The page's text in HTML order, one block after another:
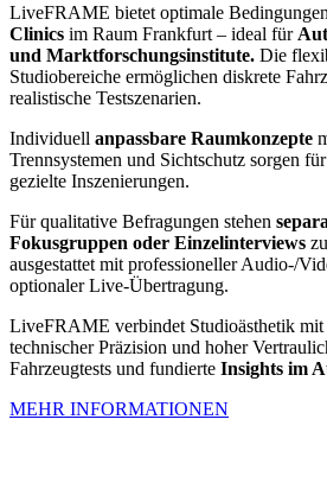
LiveFRAME bietet optimale
Clinics im Raum Frankfurt – ideal für
und Marktforschungsinstitute. Die
Studiobereiche ermöglichen diskrete
realistische Testszenarien.
Individuell anpassbare Raumkonzepte
Trennsystemen und Sichtschutz sorgen
gezielte Inszenierungen.
Für qualitative Befragungen stehen
Fokusgruppen oder Einzelinterviews
ausgestattet mit professioneller Audio-/
optionaler Live-Übertragung.
LiveFRAME verbindet Studioästhetik
technischer Präzision und hoher
Fahrzeugtests und fundierte Insights im
MEHR INFORMATIONEN